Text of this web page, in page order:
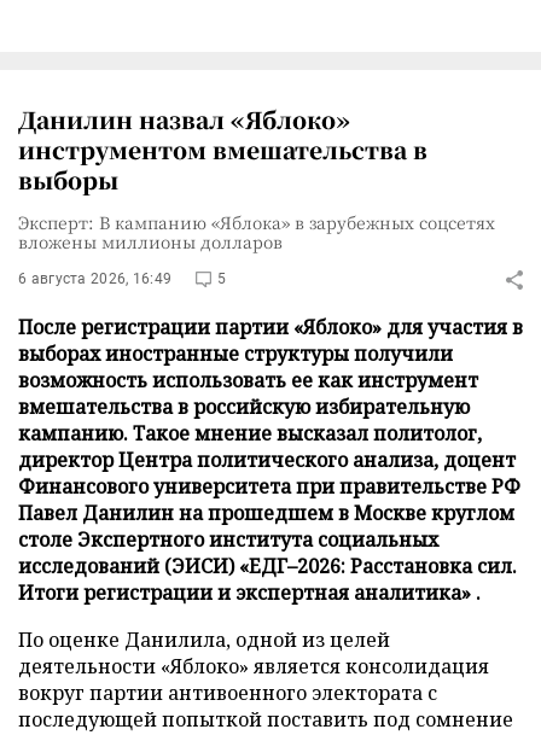
Данилин назвал «Яблоко»
инструментом вмешательства в
выборы
Эксперт: В кампанию «Яблока» в зарубежных соцсетях
вложены миллионы долларов
6 августа 2026, 16:49 5
После регистрации партии «Яблоко» для участия в
выборах иностранные структуры получили
возможность использовать ее как инструмент
вмешательства в российскую избирательную
кампанию. Такое мнение высказал политолог,
директор Центра политического анализа, доцент
Финансового университета при правительстве РФ
Павел Данилин на прошедшем в Москве круглом
столе Экспертного института социальных
исследований (ЭИСИ) «ЕДГ–2026: Расстановка сил.
Итоги регистрации и экспертная аналитика» .
По оценке Данилила, одной из целей
деятельности «Яблоко» является консолидация
вокруг партии антивоенного электората с
последующей попыткой поставить под сомнение